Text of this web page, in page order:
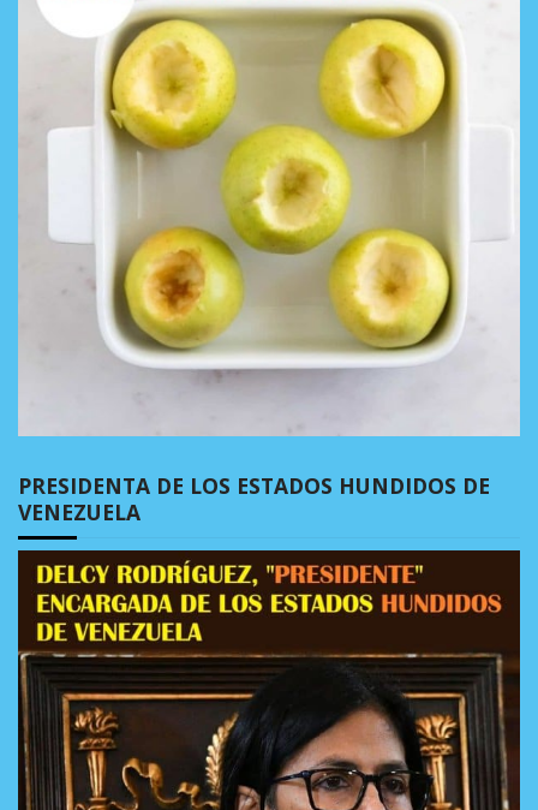
PRESIDENTA DE LOS ESTADOS HUNDIDOS DE
VENEZUELA